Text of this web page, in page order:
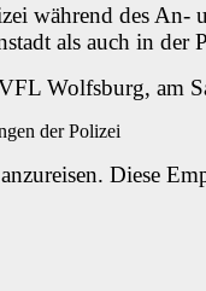
während des An-
als auch in der
Wolfsburg, am
Diese